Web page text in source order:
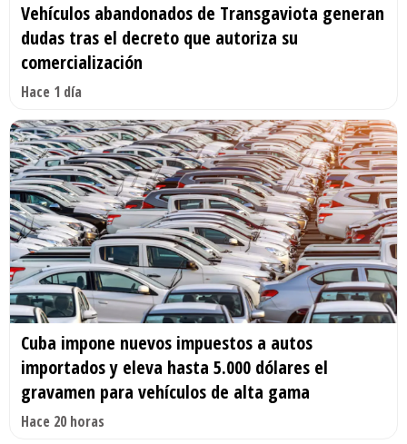
Vehículos abandonados de Transgaviota generan
dudas tras el decreto que autoriza su
comercialización
Hace 1 día
Cuba impone nuevos impuestos a autos
importados y eleva hasta 5.000 dólares el
gravamen para vehículos de alta gama
Hace 20 horas